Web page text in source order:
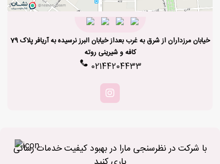
خیابان مرزداران از شرق به غرب بعداز خیابان البرز نرسیده به آریافر پلاک 79
کافه و شیرینی روته
02144204433
با شرکت در نظرسنجی مارا در بهبود کیفیت خدمات رسانی